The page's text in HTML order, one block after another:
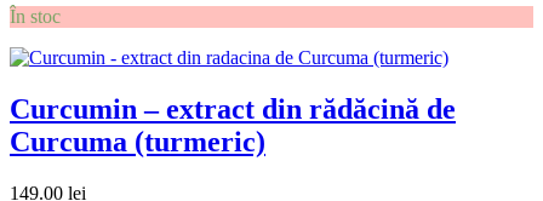
În stoc
Curcumin – extract din rădăcină de
Curcuma (turmeric)
149.00 lei